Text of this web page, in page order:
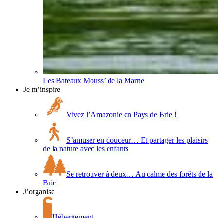
Les Bateaux Mouss’ de la Marne
Je m’inspire
Vivez l’Amazonie en Pays de Brie !
S’amuser en douceur… Et partager les plaisirs
de la nature avec les enfants
Se retrouver à deux… Au calme des forêts de la
Brie
J’organise